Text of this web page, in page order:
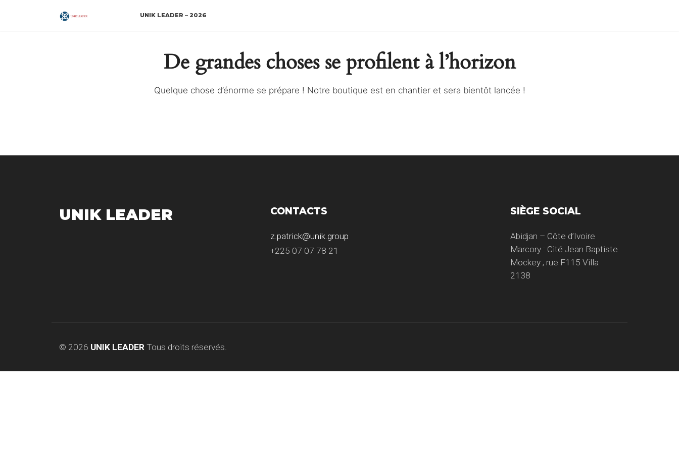
UNIK LEADER – 2026
De grandes choses se profilent à l’horizon
Quelque chose d’énorme se prépare ! Notre boutique est en chantier et sera bientôt lancée !
UNIK LEADER CONTACTS
z.patrick@unik.group
+225 07 07 78 21
SIÈGE SOCIAL
Abidjan – Côte d’Ivoire
Marcory : Cité Jean Baptiste
Mockey , rue F115 Villa
2138
© 2026 UNIK LEADER Tous droits réservés.